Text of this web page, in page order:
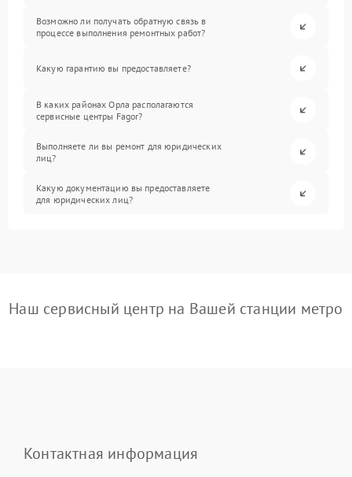
Возможно ли получать обратную связь в
процессе выполнения ремонтных работ?
Какую гарантию вы предоставляете?
В каких районах Орла располагаются
сервисные центры Fagor?
Выполняете ли вы ремонт для юридических
лиц?
Какую документацию вы предоставляете
для юридических лиц?
Наш сервисный центр на Вашей станции метро
Контактная информация